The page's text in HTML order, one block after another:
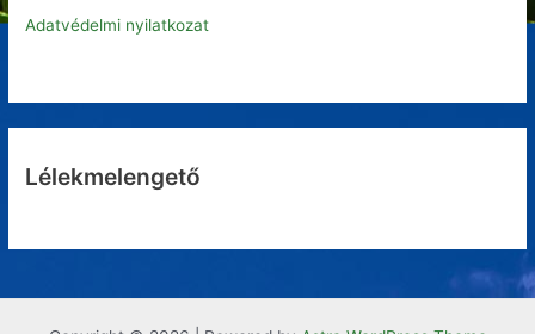
Adatvédelmi nyilatkozat
Lélekmelengető